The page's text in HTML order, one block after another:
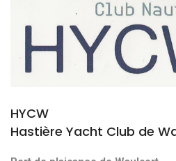
HYCW
Hastière Yacht Club de